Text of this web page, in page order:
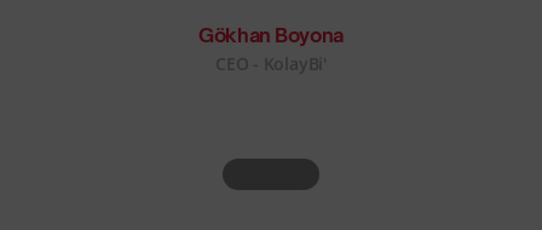
Gökhan Boyona
CEO - KolayBi'